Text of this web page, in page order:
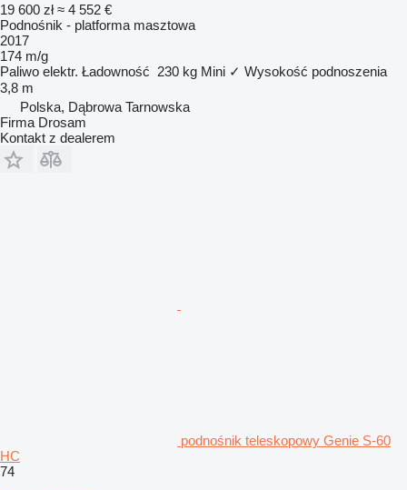
19 600 zł ≈ 4 552 €
Podnośnik - platforma masztowa
2017
174 m/g
Paliwo elektr. Ładowność 230 kg Mini ✓ Wysokość podnoszenia
3,8 m
Polska, Dąbrowa Tarnowska
Firma Drosam
Kontakt z dealerem
podnośnik teleskopowy Genie S-60
HC
74